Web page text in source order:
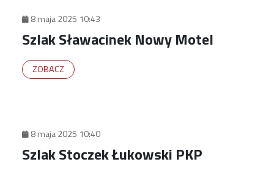
8 maja 2025 10:43
Szlak Sławacinek Nowy Motel
ZOBACZ
8 maja 2025 10:40
Szlak Stoczek Łukowski PKP